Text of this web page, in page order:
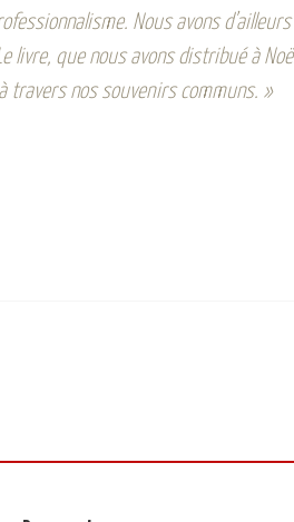
Nous avons
livre, que nous avons distribué à
travers nos souvenirs communs. »